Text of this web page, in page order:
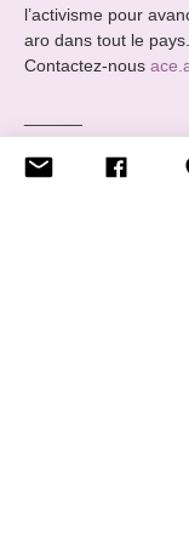
l’activisme pour
aro dans tout le pays.
Contactez-nous
🏳️‍🌈 The Group of the